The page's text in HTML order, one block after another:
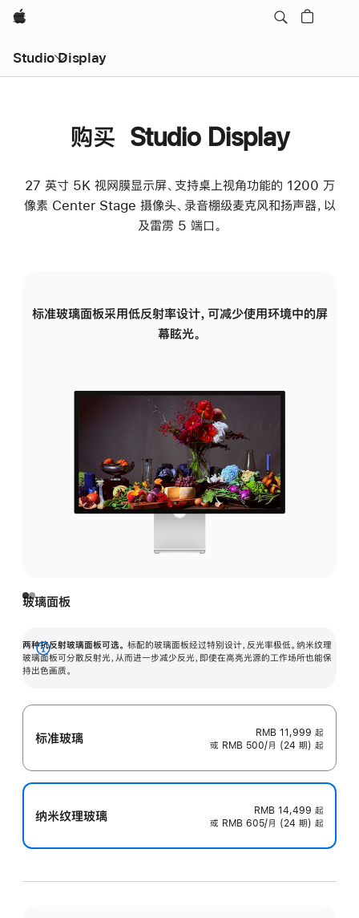
Apple
Studio Display
购买 Studio Display
27 英寸 5K 视网膜显示屏、支持桌上视角功能的 1200 万
像素 Center Stage 摄像头、录音棚级麦克风和扬声器，以
及雷雳 5 端口。
标准玻璃面板采用低反射率设计，可减少使用环境中的屏
幕眩光。
玻璃面板
两种抗反射玻璃面板可选。 标配的玻璃面板经过特别设计，反光率极低。纳米纹理
玻璃面板可分散反射光，从而进一步减少反光，即使在高亮光源的工作场所也能保
持出色画质。
展
开
标准玻璃 RMB 11,999 起
或 RMB 500/月 (24 期) 起
纳米纹理玻璃 RMB 14,499 起
或 RMB 605/月 (24 期) 起